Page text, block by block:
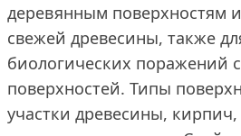
деревянным поверхностям
свежей древесины, также
биологических поражений
поверхностей. Типы
участки древесины,